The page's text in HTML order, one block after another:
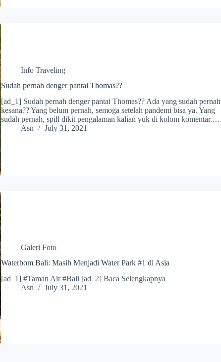
Info Traveling
Sudah pernah denger pantai Thomas??
[ad_1] Sudah pernah denger pantai Thomas?? Ada yang sudah pernah
kesana?? Yang belum pernah, semoga setelah pandemi bisa ya. Yang
sudah pernah, spill dikit pengalaman kalian yuk di kolom komentar.…
Asn
July 31, 2021
Galeri Foto
Waterbom Bali: Masih Menjadi Water Park #1 di Asia
[ad_1] #Taman Air #Bali [ad_2] Baca Selengkapnya
Asn
July 31, 2021